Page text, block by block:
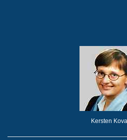
Kersten